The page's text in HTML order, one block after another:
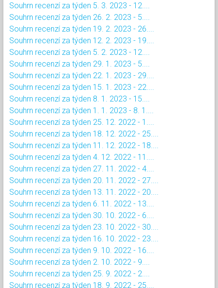
Souhrn recenzí za týden 5. 3. 2023 - 12....
Souhrn recenzí za týden 26. 2. 2023 - 5....
Souhrn recenzí za týden 19. 2. 2023 - 26....
Souhrn recenzí za týden 12. 2. 2023 - 19....
Souhrn recenzí za týden 5. 2. 2023 - 12....
Souhrn recenzí za týden 29. 1. 2023 - 5....
Souhrn recenzí za týden 22. 1. 2023 - 29....
Souhrn recenzí za týden 15. 1. 2023 - 22....
Souhrn recenzí za týden 8. 1. 2023 - 15....
Souhrn recenzí za týden 1. 1. 2023 - 8. 1....
Souhrn recenzí za týden 25. 12. 2022 - 1....
Souhrn recenzí za týden 18. 12. 2022 - 25....
Souhrn recenzí za týden 11. 12. 2022 - 18....
Souhrn recenzí za týden 4. 12. 2022 - 11....
Souhrn recenzí za týden 27. 11. 2022 - 4....
Souhrn recenzí za týden 20. 11. 2022 - 27....
Souhrn recenzí za týden 13. 11. 2022 - 20....
Souhrn recenzí za týden 6. 11. 2022 - 13....
Souhrn recenzí za týden 30. 10. 2022 - 6....
Souhrn recenzí za týden 23. 10. 2022 - 30....
Souhrn recenzí za týden 16. 10. 2022 - 23....
Souhrn recenzí za týden 9. 10. 2022 - 16....
Souhrn recenzí za týden 2. 10. 2022 - 9....
Souhrn recenzí za týden 25. 9. 2022 - 2....
Souhrn recenzí za týden 18. 9. 2022 - 25....